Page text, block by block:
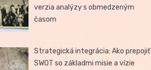
verzia analýzy s obmedzeným
časom
Strategická integrácia: Ako prepojiť
SWOT so základmi misie a vízie